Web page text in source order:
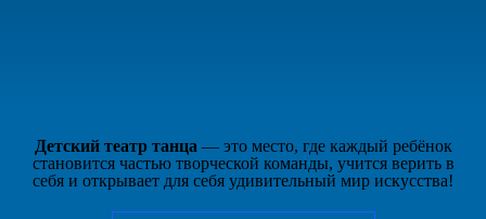
Детский театр танца — это место, где каждый ребёнок
становится частью творческой команды, учится верить в
себя и открывает для себя удивительный мир искусства!